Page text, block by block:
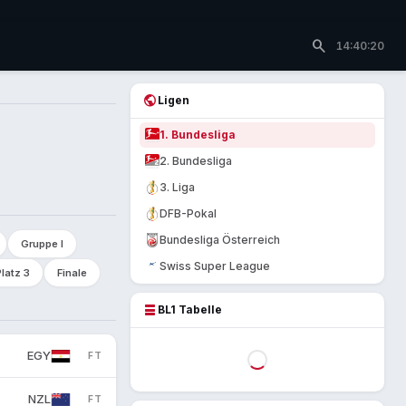
search 14:40:20
Gruppe I
3 Finale
EGY FT
NZL FT
public Ligen
1. Bundesliga
2. Bundesliga
3. Liga
DFB-Pokal
Bundesliga Österreich
Swiss Super League
table_rows BL1 Tabelle